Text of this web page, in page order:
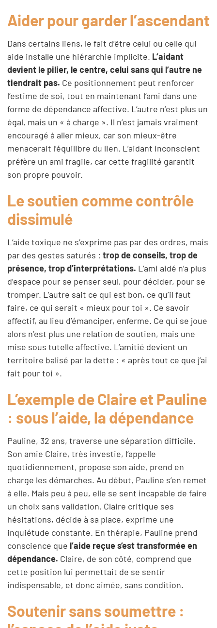
Aider pour garder l’ascendant
Dans certains liens, le fait d’être celui ou celle qui
aide installe une hiérarchie implicite. L’aidant
devient le pilier, le centre, celui sans qui l’autre ne
tiendrait pas. Ce positionnement peut renforcer
l’estime de soi, tout en maintenant l’ami dans une
forme de dépendance affective. L’autre n’est plus un
égal, mais un « à charge ». Il n’est jamais vraiment
encouragé à aller mieux, car son mieux-être
menacerait l’équilibre du lien. L’aidant inconscient
préfère un ami fragile, car cette fragilité garantit
son propre pouvoir.
Le soutien comme contrôle
dissimulé
L’aide toxique ne s’exprime pas par des ordres, mais
par des gestes saturés : trop de conseils, trop de
présence, trop d’interprétations. L’ami aidé n’a plus
d’espace pour se penser seul, pour décider, pour se
tromper. L’autre sait ce qui est bon, ce qu’il faut
faire, ce qui serait « mieux pour toi ». Ce savoir
affectif, au lieu d’émanciper, enferme. Ce qui se joue
alors n’est plus une relation de soutien, mais une
mise sous tutelle affective. L’amitié devient un
territoire balisé par la dette : « après tout ce que j’ai
fait pour toi ».
L’exemple de Claire et Pauline
: sous l’aide, la dépendance
Pauline, 32 ans, traverse une séparation difficile.
Son amie Claire, très investie, l’appelle
quotidiennement, propose son aide, prend en
charge les démarches. Au début, Pauline s’en remet
à elle. Mais peu à peu, elle se sent incapable de faire
un choix sans validation. Claire critique ses
hésitations, décide à sa place, exprime une
inquiétude constante. En thérapie, Pauline prend
conscience que l’aide reçue s’est transformée en
dépendance. Claire, de son côté, comprend que
cette position lui permettait de se sentir
indispensable, et donc aimée, sans condition.
Soutenir sans soumettre :